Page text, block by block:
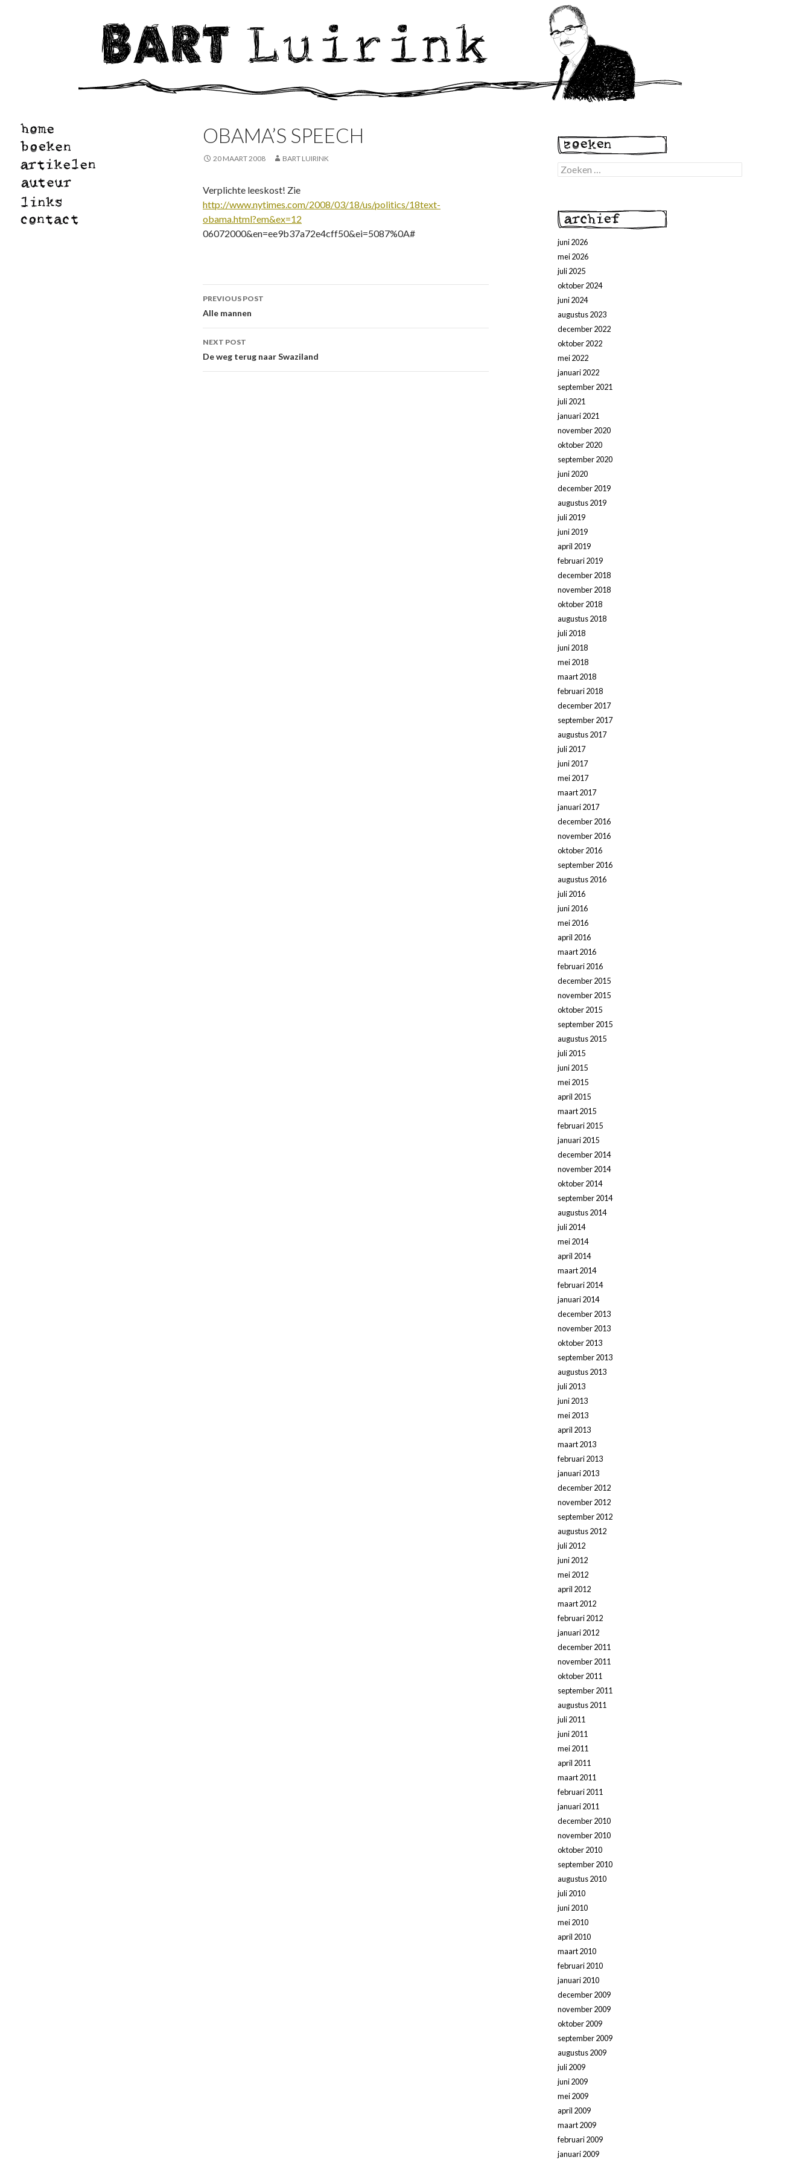
OBAMA’S SPEECH
20 MAART 2008 BART LUIRINK
Verplichte leeskost! Zie
http://www.nytimes.com/2008/03/18/us/politics/18text-
obama.html?em&ex=12
06072000&en=ee9b37a72e4cff50&ei=5087%0A#
Post
navigation
PREVIOUS POST
Alle mannen
NEXT POST
De weg terug naar Swaziland
Zoeken
naar:
juni 2026
mei 2026
juli 2025
oktober 2024
juni 2024
augustus 2023
december 2022
oktober 2022
mei 2022
januari 2022
september 2021
juli 2021
januari 2021
november 2020
oktober 2020
september 2020
juni 2020
december 2019
augustus 2019
juli 2019
juni 2019
april 2019
februari 2019
december 2018
november 2018
oktober 2018
augustus 2018
juli 2018
juni 2018
mei 2018
maart 2018
februari 2018
december 2017
september 2017
augustus 2017
juli 2017
juni 2017
mei 2017
maart 2017
januari 2017
december 2016
november 2016
oktober 2016
september 2016
augustus 2016
juli 2016
juni 2016
mei 2016
april 2016
maart 2016
februari 2016
december 2015
november 2015
oktober 2015
september 2015
augustus 2015
juli 2015
juni 2015
mei 2015
april 2015
maart 2015
februari 2015
januari 2015
december 2014
november 2014
oktober 2014
september 2014
augustus 2014
juli 2014
mei 2014
april 2014
maart 2014
februari 2014
januari 2014
december 2013
november 2013
oktober 2013
september 2013
augustus 2013
juli 2013
juni 2013
mei 2013
april 2013
maart 2013
februari 2013
januari 2013
december 2012
november 2012
september 2012
augustus 2012
juli 2012
juni 2012
mei 2012
april 2012
maart 2012
februari 2012
januari 2012
december 2011
november 2011
oktober 2011
september 2011
augustus 2011
juli 2011
juni 2011
mei 2011
april 2011
maart 2011
februari 2011
januari 2011
december 2010
november 2010
oktober 2010
september 2010
augustus 2010
juli 2010
juni 2010
mei 2010
april 2010
maart 2010
februari 2010
januari 2010
december 2009
november 2009
oktober 2009
september 2009
augustus 2009
juli 2009
juni 2009
mei 2009
april 2009
maart 2009
februari 2009
januari 2009